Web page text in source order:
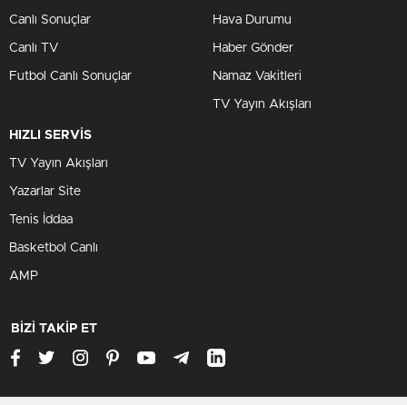
Canlı Sonuçlar
Canlı TV
Futbol Canlı Sonuçlar
Hava Durumu
Haber Gönder
Namaz Vakitleri
TV Yayın Akışları
HIZLI SERVİS
TV Yayın Akışları
Yazarlar Site
Tenis İddaa
Basketbol Canlı
AMP
BİZİ TAKİP ET